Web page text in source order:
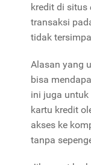
kredit di situs
transaksi
tidak
Alasan yang
bisa
ini juga
kartu kredit
akses ke
tanpa